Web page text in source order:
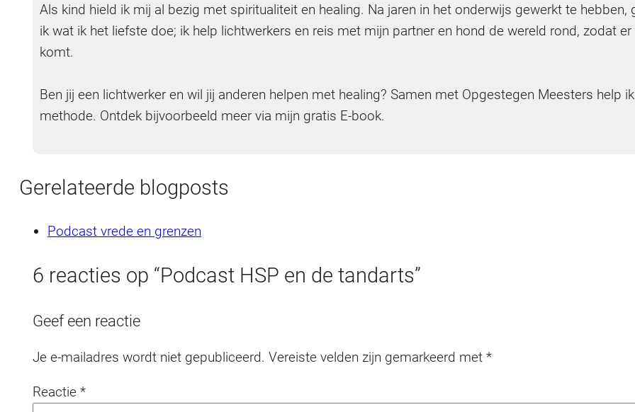
Als kind hield ik mij al bezig met spiritualiteit en healing. Na jaren in het onderwijs gewerkt te
ik wat ik het liefste doe; ik help lichtwerkers en reis met mijn partner en hond de wereld rond, zodat
komt.
Ben jij een lichtwerker en wil jij anderen helpen met healing? Samen met Opgestegen Meesters help
methode. Ontdek bijvoorbeeld meer via mijn gratis E-book.
Gerelateerde blogposts
Podcast vrede en grenzen
6 reacties op “Podcast HSP en de tandarts”
Geef een reactie
Je e-mailadres wordt niet gepubliceerd. Vereiste velden zijn gemarkeerd met*
Reactie*